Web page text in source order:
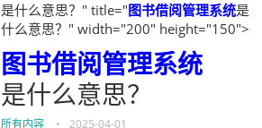
是什么意思？" title="图书借阅管理系统是
什么意思？" width="200" height="150">
图书借阅管理系统
是什么意思？
所有内容 • 2025-04-01